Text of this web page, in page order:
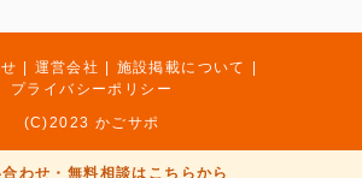
運営会社
施設掲載について
プライバシーポリシー
(C)2023 かごサポ
わせ・無料相談はこちらから